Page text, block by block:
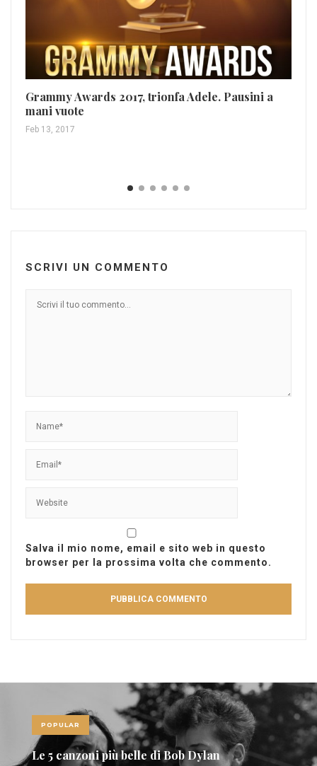
Grammy Awards 2017, trionfa Adele. Pausini a
mani vuote
Feb 13, 2017
SCRIVI UN COMMENTO
Salva il mio nome, email e sito web in questo
browser per la prossima volta che commento.
POPULAR
Le 10 canzoni più sexy di sempre